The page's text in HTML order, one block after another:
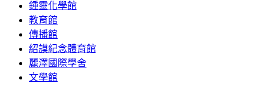
鍾靈化學館
教育館
傳播館
紹謨紀念體育館
麗澤國際學舍
文學館